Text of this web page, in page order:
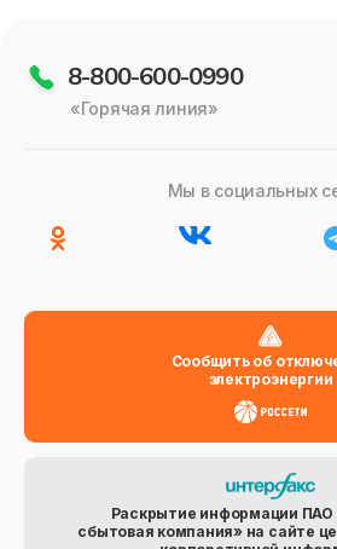
8-800-600-0990
«Горячая линия»
Мы в социальных
Сообщить об
электроэнергии
Раскрытие информации ПАО
сбытовая компания» на сайте